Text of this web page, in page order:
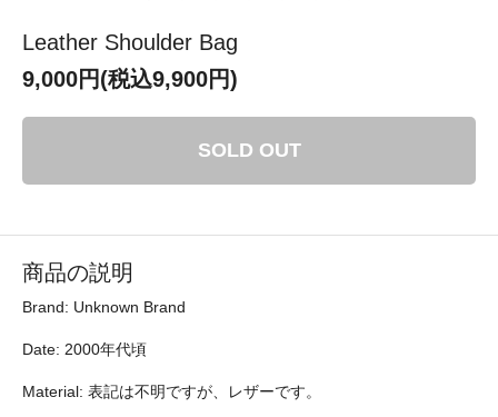
Leather Shoulder Bag
9,000円(税込9,900円)
SOLD OUT
商品の説明
Brand: Unknown Brand
Date: 2000年代頃
Material: 表記は不明ですが、レザーです。